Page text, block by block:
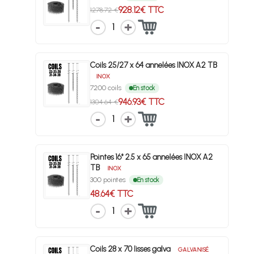
1278.72 €928.12€ TTC
1
Coils 25/27 x 64 annelées INOX A2 TB
INOX
7200 coils En stock
1304.64 €946.93€ TTC
1
Pointes 16° 2.5 x 65 annelées INOX A2
TB
INOX
300 pointes En stock
48.64€ TTC
1
Coils 28 x 70 lisses galva GALVANISÉ